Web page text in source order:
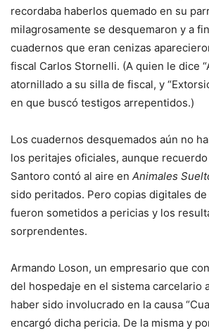
recordaba haberlos quemado en su
milagrosamente se desquemaron y a
cuadernos que eran cenizas
fiscal Carlos Stornelli. (A quien le dice
atornillado a su silla de fiscal, y
en que buscó testigos arrepentidos.)
Los cuadernos desquemados aún no
los peritajes oficiales, aunque
Santoro contó al aire en Animales
sido peritados. Pero copias digitales
fueron sometidos a pericias y los
sorprendentes.
Armando Loson, un empresario que
del hospedaje en el sistema carcelario
haber sido involucrado en la causa
encargó dicha pericia. De la misma y